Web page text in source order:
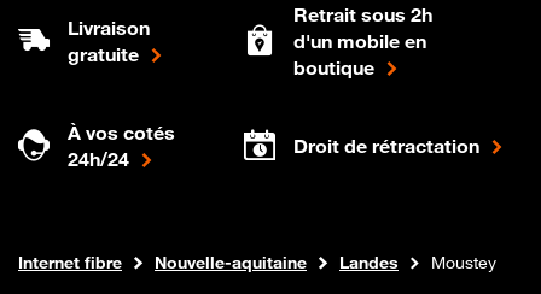
Livraison
gratuite
Retrait sous 2h
d'un mobile en
boutique
À vos cotés
24h/24
Droit de rétractation
Boutique Orange
Internet fibre Nouvelle-aquitaine Landes Moustey